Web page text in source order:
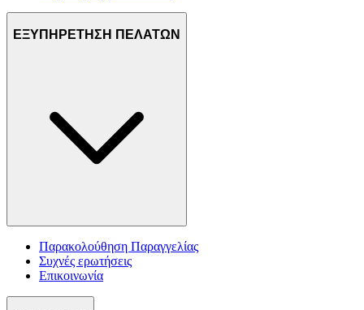
ΕΞΥΠΗΡΕΤΗΣΗ ΠΕΛΑΤΩΝ
Παρακολούθηση Παραγγελίας
Συχνές ερωτήσεις
Επικοινωνία